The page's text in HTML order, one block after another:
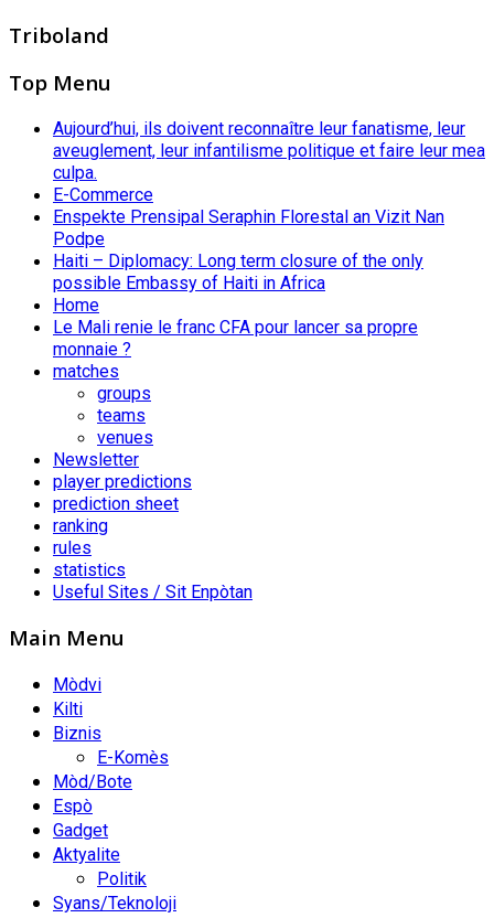
Triboland
Top Menu
Aujourd’hui, ils doivent reconnaître leur fanatisme, leur
aveuglement, leur infantilisme politique et faire leur mea
culpa.
E-Commerce
Enspekte Prensipal Seraphin Florestal an Vizit Nan
Podpe
Haiti – Diplomacy: Long term closure of the only
possible Embassy of Haiti in Africa
Home
Le Mali renie le franc CFA pour lancer sa propre
monnaie ?
matches
groups
teams
venues
Newsletter
player predictions
prediction sheet
ranking
rules
statistics
Useful Sites / Sit Enpòtan
Main Menu
Mòdvi
Kilti
Biznis
E-Komès
Mòd/Bote
Espò
Gadget
Aktyalite
Politik
Syans/Teknoloji